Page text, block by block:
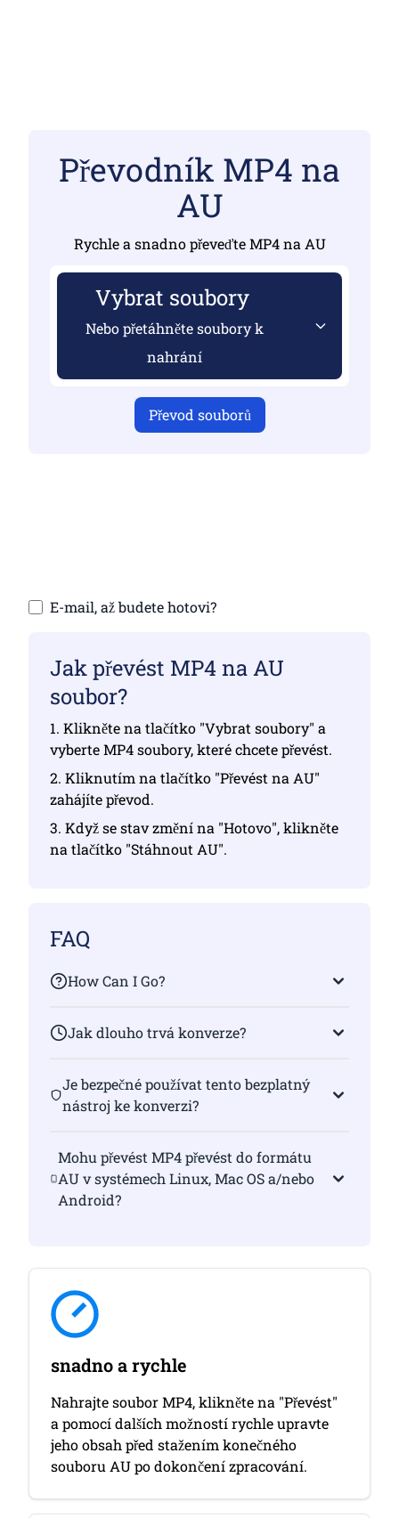
Převodník MP4 na
AU
Rychle a snadno převeďte MP4 na AU
Vybrat soubory
Nebo přetáhněte soubory k
nahrání
Převod souborů
E-mail, až budete hotovi?
Jak převést MP4 na AU
soubor?
1. Klikněte na tlačítko "Vybrat soubory" a
vyberte MP4 soubory, které chcete převést.
2. Kliknutím na tlačítko "Převést na AU"
zahájíte převod.
3. Když se stav změní na "Hotovo", klikněte
na tlačítko "Stáhnout AU".
FAQ
How Can I Go?
Jak dlouho trvá konverze?
Je bezpečné používat tento bezplatný
nástroj ke konverzi?
Mohu převést MP4 převést do formátu
AU v systémech Linux, Mac OS a/nebo
Android?
snadno a rychle
Nahrajte soubor MP4, klikněte na "Převést"
a pomocí dalších možností rychle upravte
jeho obsah před stažením konečného
souboru AU po dokončení zpracování.